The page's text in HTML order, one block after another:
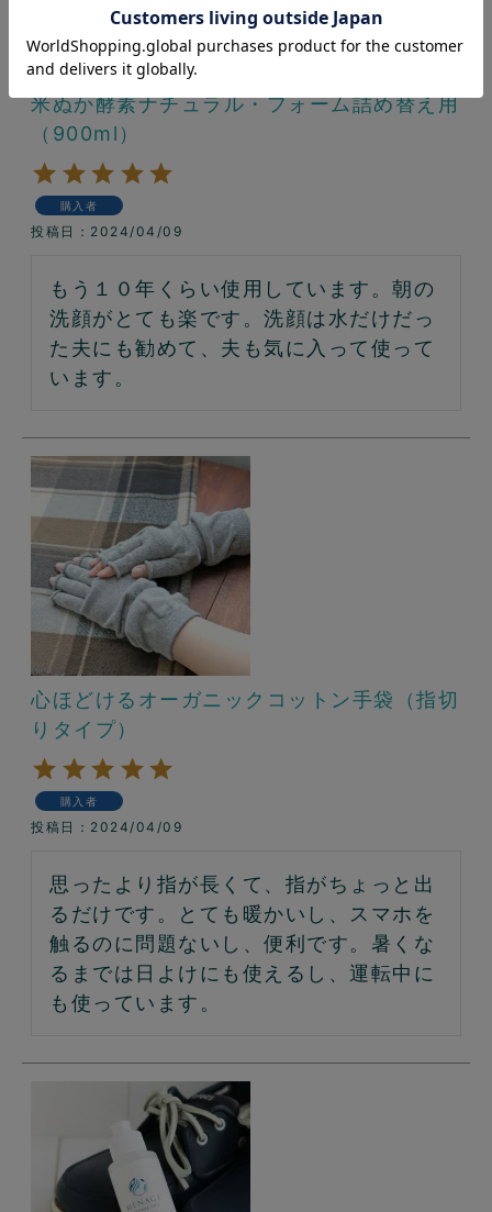
米ぬか酵素ナチュラル・フォーム詰め替え用
（900ml）
購入者
投稿日 2024/04/09
もう１０年くらい使用しています。朝の
洗顔がとても楽です。洗顔は水だけだっ
た夫にも勧めて、夫も気に入って使って
います。
心ほどけるオーガニックコットン手袋（指切
りタイプ）
購入者
投稿日 2024/04/09
思ったより指が長くて、指がちょっと出
るだけです。とても暖かいし、スマホを
触るのに問題ないし、便利です。暑くな
るまでは日よけにも使えるし、運転中に
も使っています。